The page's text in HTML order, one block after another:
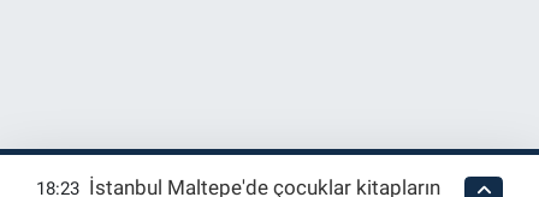
18:23 İstanbul Maltepe'de çocuklar kitapların